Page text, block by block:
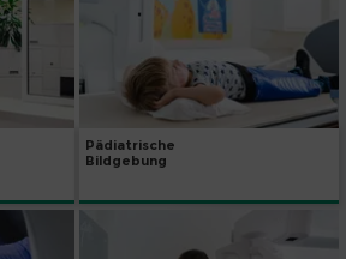
Pädiatrische
Bildgebung